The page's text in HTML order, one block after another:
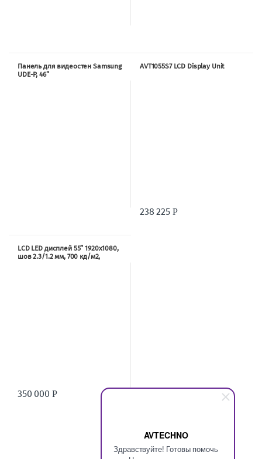
AVTECHNO
Здравствуйте! Готовы помочь
Панель для видеостен Samsung
UDE-P, 46”
AVT1055S7 LCD Display Unit
238 225 Р
LCD LED дисплей 55” 1920х1080,
шов 2.3/1.2 мм, 700 кд/м2,
350 000 Р